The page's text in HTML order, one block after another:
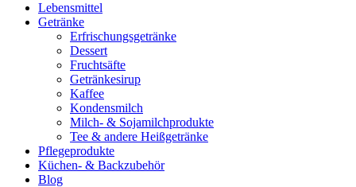
Lebensmittel
Getränke
Erfrischungsgetränke
Dessert
Fruchtsäfte
Getränkesirup
Kaffee
Kondensmilch
Milch- & Sojamilchprodukte
Tee & andere Heißgetränke
Pflegeprodukte
Küchen- & Backzubehör
Blog